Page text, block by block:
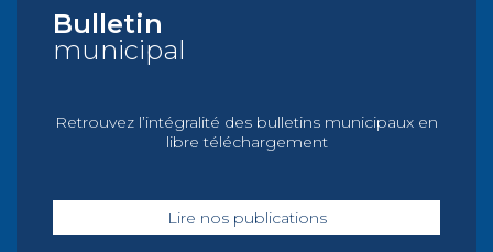
Bulletin
municipal
Retrouvez l’intégralité des bulletins municipaux en
libre téléchargement
Lire nos publications